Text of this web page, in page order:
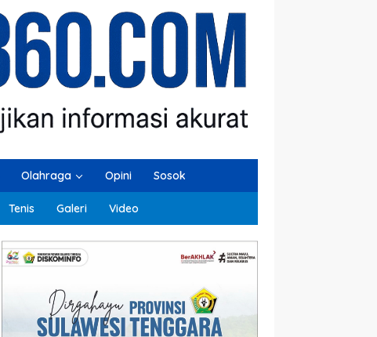
Olahraga Opini Sosok
Tenis Galeri Video